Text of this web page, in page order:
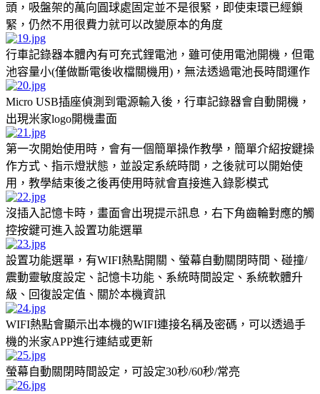
頭，吸盤架的萬向圓球處固定並不是很緊，即使束環已經鎖
緊，仍然不用很費力就可以改變原本的角度
行車記錄器本體內有可充式鋰電池，雖可使用電池開機，但電
池容量小(僅做斷電後收檔關機用)，無法透過電池長時間運作
Micro USB插座偵測到電源輸入後，行車記錄器會自動開機，
出現米家logo開機畫面
第一次開始使用時，會有一個簡單操作教學，簡單介紹按鍵操
作方式、指示燈狀態，並設定系統時間，之後就可以開始使
用，教學結束後之後再使用時就會直接進入錄影模式
沒插入記憶卡時，畫面會出現提示訊息，右下角齒輪對應的觸
控按鍵可進入設置功能選單
設置功能選單，有WIFI熱點開關、螢幕自動關閉時間、碰撞/
震動靈敏度設定、記憶卡功能、系統時間設定、系統軟體升
級、回復設定值、關於本機資訊
WIFI熱點會顯示出本機的WIFI連接名稱及密碼，可以透過手
機的米家APP進行連結或更新
螢幕自動關閉時間設定，可設定30秒/60秒/常亮